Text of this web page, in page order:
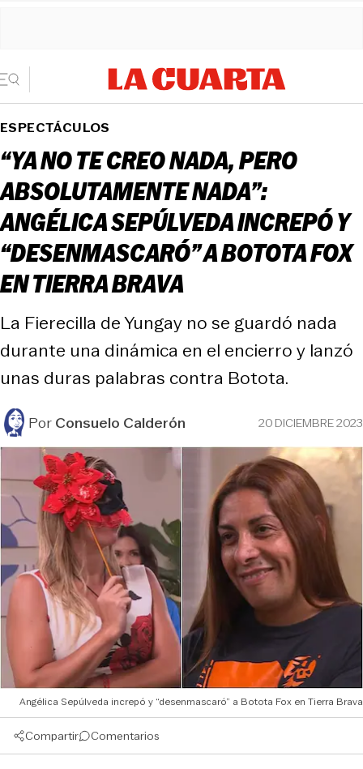
ESPECTÁCULOS
“YA NO TE CREO NADA, PERO
ABSOLUTAMENTE NADA”:
ANGÉLICA SEPÚLVEDA INCREPÓ Y
“DESENMASCARÓ” A BOTOTA FOX
EN TIERRA BRAVA
La Fierecilla de Yungay no se guardó nada
durante una dinámica en el encierro y lanzó
unas duras palabras contra Botota.
PorConsuelo Calderón 20 DICIEMBRE 2023
Angélica Sepúlveda increpó y “desenmascaró” a Botota Fox en Tierra Brava
Compartir Comentarios